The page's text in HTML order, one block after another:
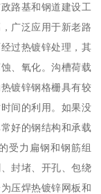
路基和钢道建设工
广泛应用于新老路
过热镀锌处理，其
、氧化。沟槽荷载
镀锌钢格栅具有较
间的利用。如果没
好的钢结构和承载
受力扁钢和钢筋组
封堵、开孔、包绕
压焊热镀锌网板和